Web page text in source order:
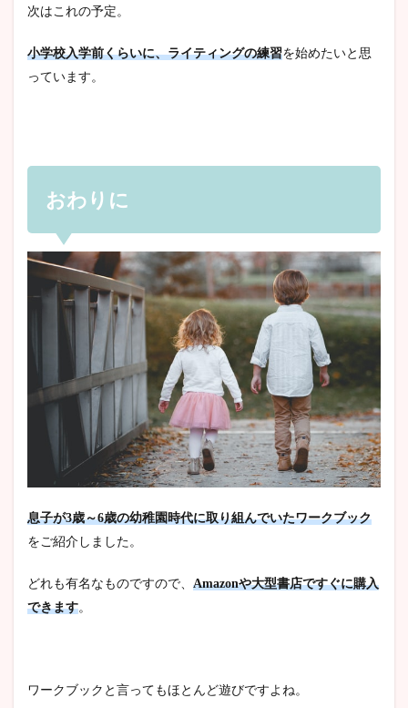
次はこれの予定。
小学校入学前くらいに、ライティングの練習を始めたいと思
っています。
おわりに
息子が3歳～6歳の幼稚園時代に取り組んでいたワークブック
をご紹介しました。
どれも有名なものですので、 Amazonや大型書店ですぐに購入
できます。
ワークブックと言ってもほとんど遊びですよね。